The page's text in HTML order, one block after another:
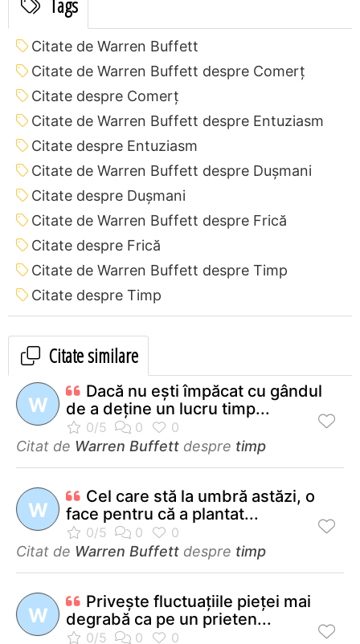
Citate de Warren Buffett
Citate de Warren Buffett despre Comerț
Citate despre Comerț
Citate de Warren Buffett despre Entuziasm
Citate despre Entuziasm
Citate de Warren Buffett despre Dușmani
Citate despre Dușmani
Citate de Warren Buffett despre Frică
Citate despre Frică
Citate de Warren Buffett despre Timp
Citate despre Timp
Citate similare
W
Dacă nu eşti împăcat cu gândul
de a deţine un lucru timp...
Citat de Warren Buffett despre timp
W
Cel care stă la umbră astăzi, o
face pentru că a plantat...
Citat de Warren Buffett despre timp
W
Priveşte fluctuaţiile pieţei mai
degrabă ca pe un prieten...